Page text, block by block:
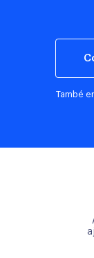
També